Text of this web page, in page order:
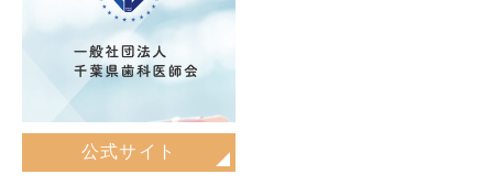
公式サイト